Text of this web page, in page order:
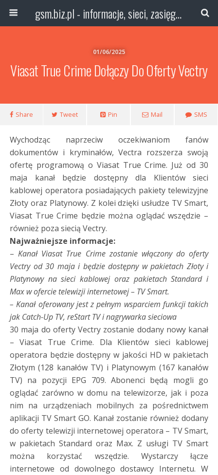
gsm.biz.pl - informacje, sieci, zasięg technologie
01/06/2025
Viasat True Crime Dołączy Do Oferty Vectry
Share Tweet Pin Mail SMS
Wychodząc naprzeciw oczekiwaniom fanów
dokumentów i kryminałów, Vectra rozszerza swoją
ofertę programową o Viasat True Crime. Już od 30
maja kanał będzie dostępny dla Klientów sieci
kablowej operatora posiadających pakiety telewizyjne
Złoty oraz Platynowy. Z kolei dzięki usłudze TV Smart,
Viasat True Crime będzie można oglądać wszędzie –
również poza siecią Vectry.
Najważniejsze informacje:
–Kanał Viasat True Crime zostanie włączony do oferty
Vectry od 30 maja i będzie dostępny w pakietach Złoty i
Platynowy na sieci kablowej oraz pakietach Standard i
Max w ofercie telewizji internetowej – TV Smart.
–Kanał oferowany jest z pełnym wsparciem funkcji takich
jak Catch-Up TV, reStart TV i nagrywarka sieciowa
30 maja do oferty Vectry zostanie dodany nowy kanał
– Viasat True Crime. Dla Klientów sieci kablowej
operatora będzie dostępny w jakości HD w pakietach
Złotym (128 kanałów TV) i Platynowym (167 kanałów
TV) na pozycji EPG 709. Abonenci będą mogli go
oglądać zarówno w domu na telewizorze, jak i poza
nim na urządzeniach mobilnych za pośrednictwem
aplikacji TV Smart GO. Kanał zostanie również dodany
do oferty telewizji internetowej operatora – TV Smart,
w pakietach Standard oraz Max. Z usługi TV Smart
można korzystać wszędzie. Wystarczy łącze
internetowe od dowolnego dostawcy Internetu. W